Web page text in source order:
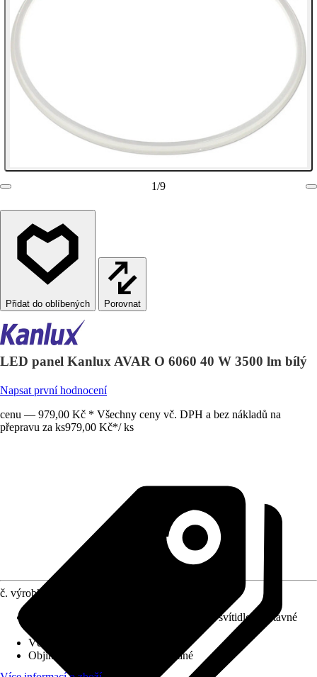
1/9
Porovnat
LED panel Kanlux AVAR O 6060 40 W 3500 lm bílý
Napsat první hodnocení
cenu — 979,00 Kč * Všechny ceny vč. DPH a bez nákladů na
přepravu za ks979,00 Kč*/ ks
č. výrobku
Dekorace, LED panel, Stropní svítidlo, Vestavné
Včetně světelného zdroje
Objímka
LED napevno zabudované